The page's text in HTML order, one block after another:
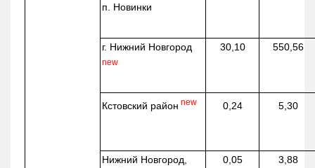
п. Новинки
г. Нижний Новгород
new
30,10 550,56
Кстовский район new 0,24 5,30
Нижний Новгород,
0,05 3,88